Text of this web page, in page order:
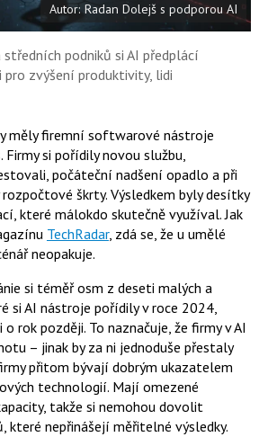
o
k
Autor: Radan Dolejš s podporou AI
podniků si AI předplácí
pro zvýšení produktivity, lidi
měly firemní softwarové nástroje
si pořídily novou službu,
počáteční nadšení opadlo a při
škrty. Výsledkem byly desítky
které málokdo skutečně využíval. Jak
TechRadar, zdá se, že u umělé
neopakuje.
si téměř osm z deseti malých a
si AI nástroje pořídily v roce 2024,
rok později. To naznačuje, že firmy v AI
– jinak by za ni jednoduše přestaly
přitom bývají dobrým ukazatelem
technologií. Mají omezené
takže si nemohou dovolit
nepřinášejí měřitelné výsledky.